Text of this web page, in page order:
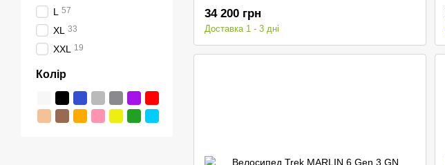
34 200 грн
Доставка 1 - 3 дні
L 57
XL 33
XXL 19
Колір